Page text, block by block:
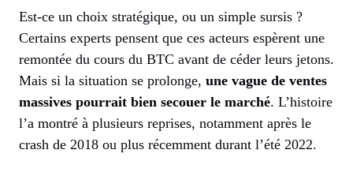
Est-ce un choix stratégique, ou un simple sursis ?
Certains experts pensent que ces acteurs espèrent une
remontée du cours du BTC avant de céder leurs jetons.
Mais si la situation se prolonge, une vague de ventes
massives pourrait bien secouer le marché. L’histoire
l’a montré à plusieurs reprises, notamment après le
crash de 2018 ou plus récemment durant l’été 2022.